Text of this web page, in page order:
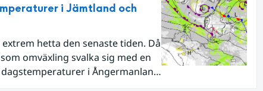
i Jämtland och
hetta den senaste tiden. Då
omväxling svalka sig med en
i Ångermanland